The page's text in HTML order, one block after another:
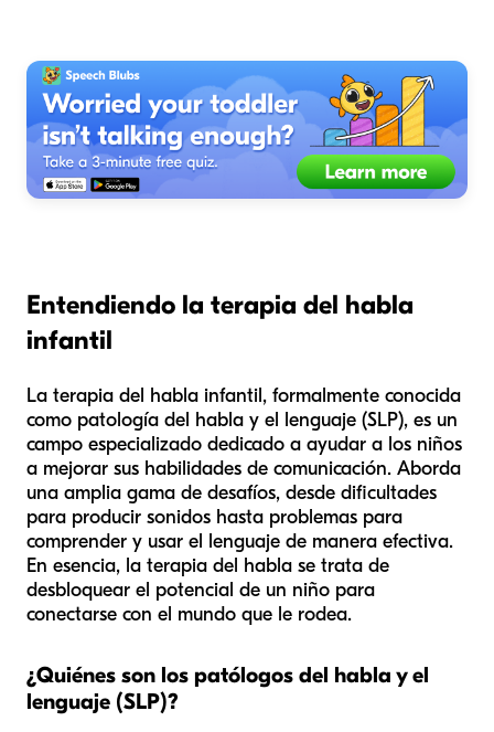
Entendiendo la terapia del habla
infantil
La terapia del habla infantil, formalmente conocida
como patología del habla y el lenguaje (SLP), es un
campo especializado dedicado a ayudar a los niños
a mejorar sus habilidades de comunicación. Aborda
una amplia gama de desafíos, desde dificultades
para producir sonidos hasta problemas para
comprender y usar el lenguaje de manera efectiva.
En esencia, la terapia del habla se trata de
desbloquear el potencial de un niño para
conectarse con el mundo que le rodea.
¿Quiénes son los patólogos del habla y el
lenguaje (SLP)?